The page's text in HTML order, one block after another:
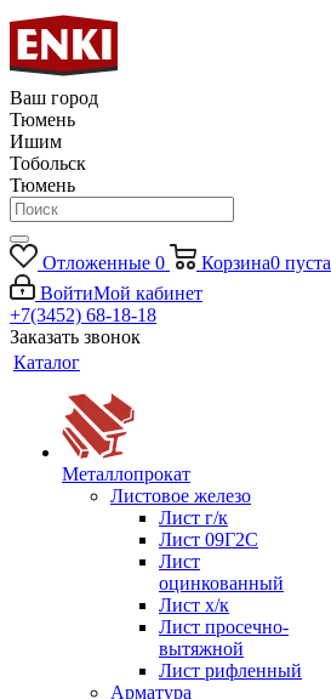
Ваш город
Тюмень
Ишим
Тобольск
Тюмень
Отложенные 0 Корзина0 пуста
ВойтиМой кабинет
+7(3452) 68-18-18
Заказать звонок
Каталог
Металлопрокат
Листовое железо
Лист г/к
Лист 09Г2С
Лист
оцинкованный
Лист х/к
Лист просечно-
вытяжной
Лист рифленный
Арматура